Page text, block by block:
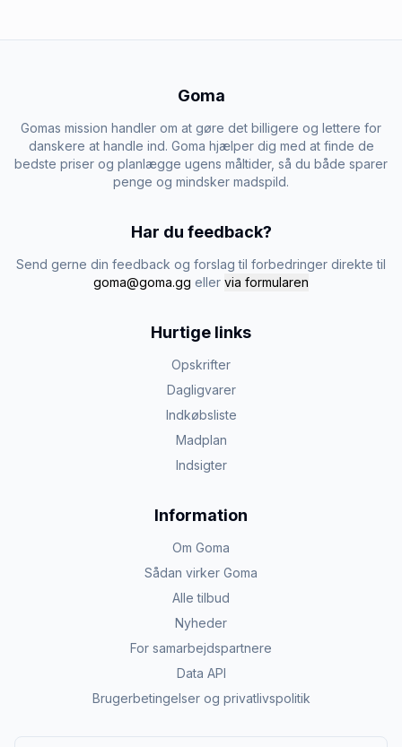
Goma
Gomas mission handler om at gøre det billigere og lettere for
danskere at handle ind. Goma hjælper dig med at finde de
bedste priser og planlægge ugens måltider, så du både sparer
penge og mindsker madspild.
Har du feedback?
Send gerne din feedback og forslag til forbedringer direkte til
goma@goma.gg eller via formularen
Hurtige links
Opskrifter
Dagligvarer
Indkøbsliste
Madplan
Indsigter
Information
Om Goma
Sådan virker Goma
Alle tilbud
Nyheder
For samarbejdspartnere
Data API
Brugerbetingelser og privatlivspolitik